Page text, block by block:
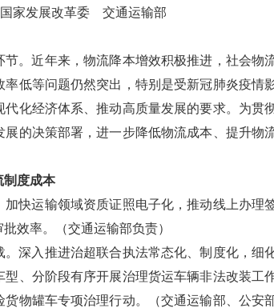
国家发展改革委 交通运输部
。近年来，物流降本增效积极推进，社会物
低等问题仍然突出，特别是受新冠肺炎疫情
化经济体系、推动高质量发展的要求。为贯
的决策部署，进一步降低物流成本、提升物
制度成本
加快运输领域资质证照电子化，推动线上办理
效率。
（交通运输部负责）
。深入推进治超联合执法常态化、制度化，细
、分阶段有序开展治理货运车辆非法改装工
物罐车专项治理行动。
（交通运输部、公安